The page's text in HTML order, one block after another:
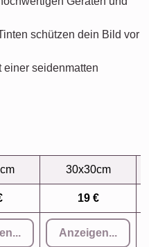
schützen dein Bild vor
einer seidenmatten
30x30cm
19 €
Anzeigen...